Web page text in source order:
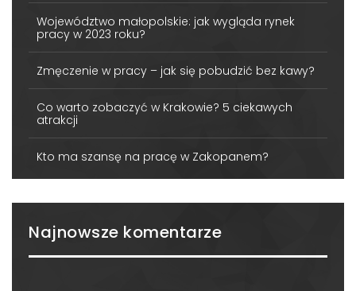
Województwo małopolskie: jak wygląda rynek
pracy w 2023 roku?
Zmęczenie w pracy – jak się pobudzić bez kawy?
Co warto zobaczyć w Krakowie? 5 ciekawych
atrakcji
Kto ma szansę na pracę w Zakopanem?
Najnowsze komentarze